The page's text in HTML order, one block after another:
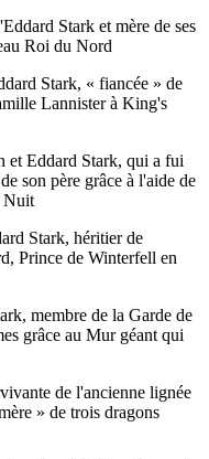
Stark et mère de ses
Roi du Nord
Stark, « fiancée » de
Lannister à King's
et Eddard Stark, qui a fui
son père grâce à l'aide de
Nuit
Stark, héritier de
Prince de Winterfell en
membre de la Garde de
grâce au Mur géant qui
de l'ancienne lignée
» de trois dragons